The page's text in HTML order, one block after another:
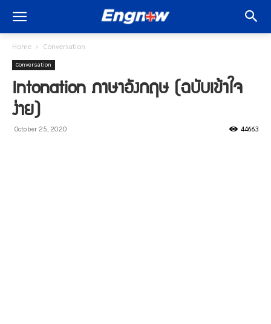
Home Conversation
Conversation
Intonation ภาษาอังกฤษ (ฉบับเข้าใจ
ง่าย)
October 25, 2020 44663